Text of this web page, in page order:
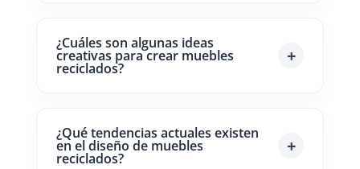
¿Cuáles son algunas ideas
creativas para crear muebles
reciclados?
¿Qué tendencias actuales existen
en el diseño de muebles
reciclados?